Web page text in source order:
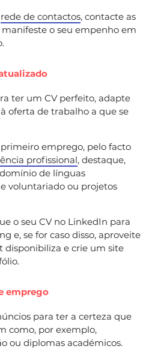
rede de contactos, contacte as
manifeste o seu empenho em
ter um CV perfeito, adapte
oferta de trabalho a que se
emprego, pelo facto
profissional, destaque,
de línguas
voluntariado ou projetos
o seu CV no LinkedIn para
e, se for caso disso, aproveite
disponibiliza e crie um site
emprego
para ter a certeza que
como, por exemplo,
ou diplomas académicos.